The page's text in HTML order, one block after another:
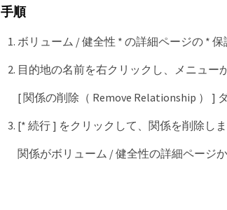
手順
ボリューム / 健全性 * の詳細ページの *
目的地の名前を右クリックし、メニュー
[ 関係の削除（ Remove Relationship ） ]
[* 続行 ] をクリックして、関係を削除しま
関係がボリューム / 健全性の詳細ページ